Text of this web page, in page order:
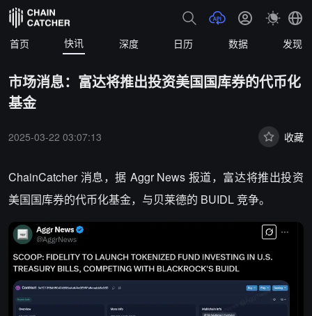
首页 快讯 深度 日历 数据 发现
市场消息：富达将推出投资美国国库券的代币化
基金
2025-03-22 03:07:13 收藏
ChainCatcher 消息，据 Aggr News 报道，富达将推出投资
美国国库券的代币化基金，与贝莱德的 BUIDL 竞争。